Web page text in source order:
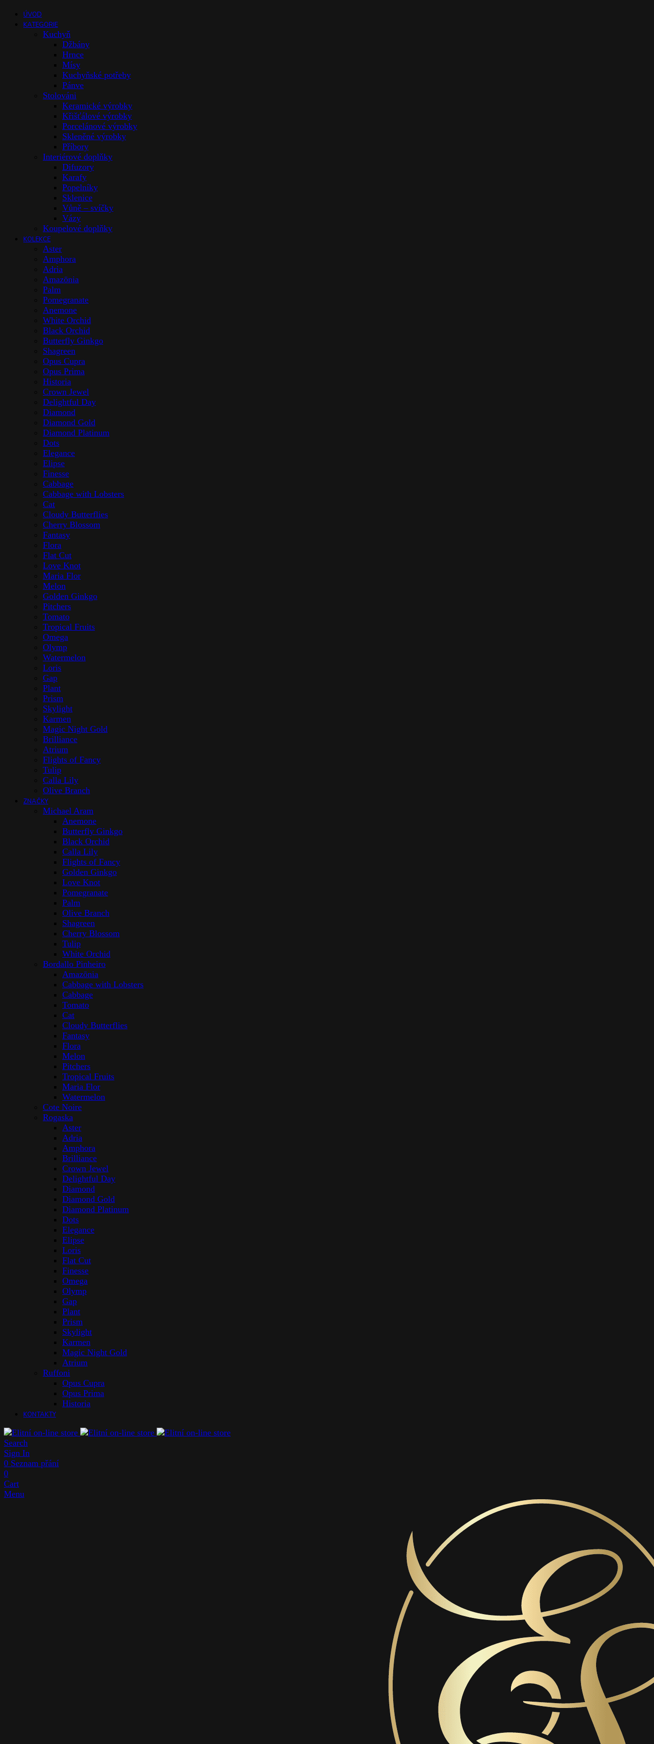
ÚVOD
KATEGORIE
Kuchyň
Džbány
Hrnce
Mísy
Kuchyňské potřeby
Pánve
Stolováni
Keramické výrobky
Křišťálové výrobky
Porcelánové výrobky
Skleněné výrobky
Příbory
Interiérové doplňky
Difuzory
Karafy
Popelníky
Sklenice
Vůně – svíčky
Vázy
Koupelové doplňky
KOLEKCE
Aster
Amphora
Adria
Amazōnia
Palm
Pomegranate
Anemone
White Orchid
Black Orchid
Butterfly Ginkgo
Shagreen
Opus Cupra
Opus Prima
Historia
Crown Jewel
Delightful Day
Diamond
Diamond Gold
Diamond Platinum
Dots
Elegance
Elipse
Finesse
Cabbage
Cabbage with Lobsters
Cat
Cloudy Butterflies
Cherry Blossom
Fantasy
Flora
Flat Cut
Love Knot
Maria Flor
Melon
Golden Ginkgo
Pitchers
Tomato
Tropical Fruits
Omega
Olymp
Watermelon
Loris
Gap
Plant
Prism
Skylight
Karmen
Magic Night Gold
Brilliance
Atrium
Flights of Fancy
Tulip
Calla Lily
Olive Branch
ZNAČKY
Michael Aram
Anemone
Butterfly Ginkgo
Black Orchid
Calla Lily
Flights of Fancy
Golden Ginkgo
Love Knot
Pomegranate
Palm
Olive Branch
Shagreen
Cherry Blossom
Tulip
White Orchid
Bordallo Pinheiro
Amazōnia
Cabbage with Lobsters
Cabbage
Tomato
Cat
Cloudy Butterflies
Fantasy
Flora
Melon
Pitchers
Tropical Fruits
Maria Flor
Watermelon
Cote Noire
Rogaska
Aster
Adria
Amphora
Brilliance
Crown Jewel
Delightful Day
Diamond
Diamond Gold
Diamond Platinum
Dots
Elegance
Elipse
Loris
Flat Cut
Finesse
Omega
Olymp
Gap
Plant
Prism
Skylight
Karmen
Magic Night Gold
Atrium
Ruffoni
Opus Cupra
Opus Prima
Historia
KONTAKTY
Search
Sign In
0 Seznam přání
0
Cart
Menu